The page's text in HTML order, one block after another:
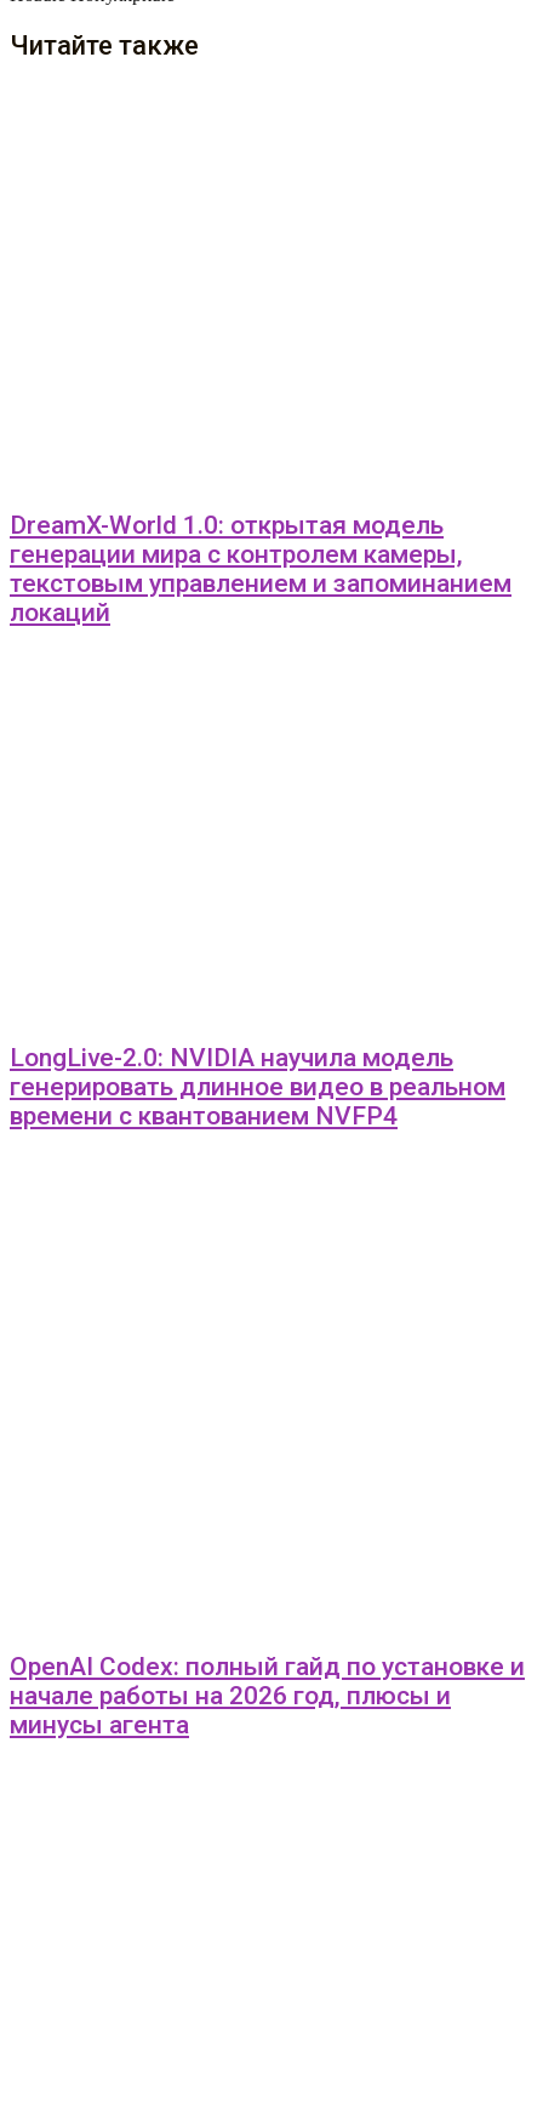
Читайте также
DreamX-World 1.0: открытая модель
генерации мира с контролем камеры,
текстовым управлением и запоминанием
локаций
LongLive-2.0: NVIDIA научила модель
генерировать длинное видео в реальном
времени с квантованием NVFP4
OpenAI Codex: полный гайд по установке и
начале работы на 2026 год, плюсы и
минусы агента